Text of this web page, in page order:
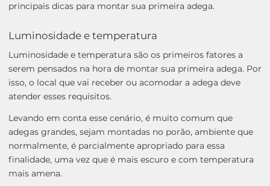
principais dicas para montar sua primeira adega.
Luminosidade e temperatura
Luminosidade e temperatura são os primeiros fatores a
serem pensados na hora de montar sua primeira adega. Por
isso, o local que vai receber ou acomodar a adega deve
atender esses requisitos.
Levando em conta esse cenário, é muito comum que
adegas grandes, sejam montadas no porão, ambiente que
normalmente, é parcialmente apropriado para essa
finalidade, uma vez que é mais escuro e com temperatura
mais amena.